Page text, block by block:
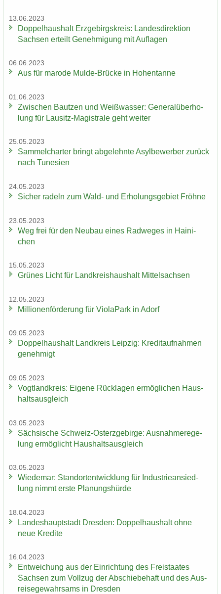
13.06.2023
Dop­pel­haus­halt Erz­ge­birgs­kreis: Lan­des­di­rek­ti­on
Sach­sen er­teilt Ge­neh­mi­gung mit Auf­la­gen
06.06.2023
Aus für ma­ro­de Mulde-​Brücke in Ho­hen­tan­ne
01.06.2023
Zwi­schen Baut­zen und Weiß­was­ser: Ge­ne­ral­über­ho­
lung für Lausitz-​Magistrale geht wei­ter
25.05.2023
Sam­mel­char­ter bringt ab­ge­lehn­te Asyl­be­wer­ber zu­rück
nach Tu­ne­si­en
24.05.2023
Si­cher ra­deln zum Wald- und Er­ho­lungs­ge­biet Fröh­ne
23.05.2023
Weg frei für den Neu­bau eines Rad­we­ges in Hai­ni­
chen
15.05.2023
Grü­nes Licht für Land­kreis­haus­halt Mit­tel­sach­sen
12.05.2023
Mil­lio­nen­för­de­rung für Vio­la­Park in Adorf
09.05.2023
Dop­pel­haus­halt Land­kreis Leip­zig: Kre­dit­auf­nah­men
ge­neh­migt
09.05.2023
Vogt­land­kreis: Ei­ge­ne Rück­la­gen er­mög­li­chen Haus­
halts­aus­gleich
03.05.2023
Säch­si­sche Schweiz-​Osterzgebirge: Aus­nah­me­re­ge­
lung er­mög­licht Haus­halts­aus­gleich
03.05.2023
Wie­de­mar: Stand­ort­ent­wick­lung für In­dus­trie­an­sied­
lung nimmt erste Pla­nungs­hür­de
18.04.2023
Lan­des­haupt­stadt Dres­den: Dop­pel­haus­halt ohne
neue Kre­di­te
16.04.2023
Ent­wei­chung aus der Ein­rich­tung des Frei­staa­tes
Sach­sen zum Voll­zug der Ab­schie­be­haft und des Aus­
rei­se­ge­wahr­sams in Dres­den